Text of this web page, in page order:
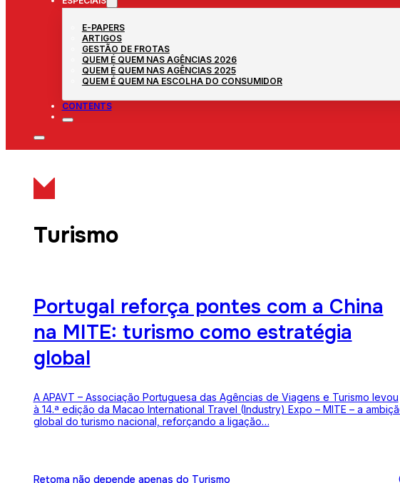
E-PAPERS
ARTIGOS
GESTÃO DE FROTAS
QUEM É QUEM NAS AGÊNCIAS 2026
QUEM É QUEM NAS AGÊNCIAS 2025
QUEM É QUEM NA ESCOLHA DO CONSUMIDOR
CONTENTS
Turismo
Portugal reforça pontes com a China
na MITE: turismo como estratégia
global
A APAVT – Associação Portuguesa das Agências de Viagens e Turismo levou
à 14.ª edição da Macao International Travel (Industry) Expo – MITE – a
global do turismo nacional, reforçando a ligação…
Retoma não depende apenas do Turismo